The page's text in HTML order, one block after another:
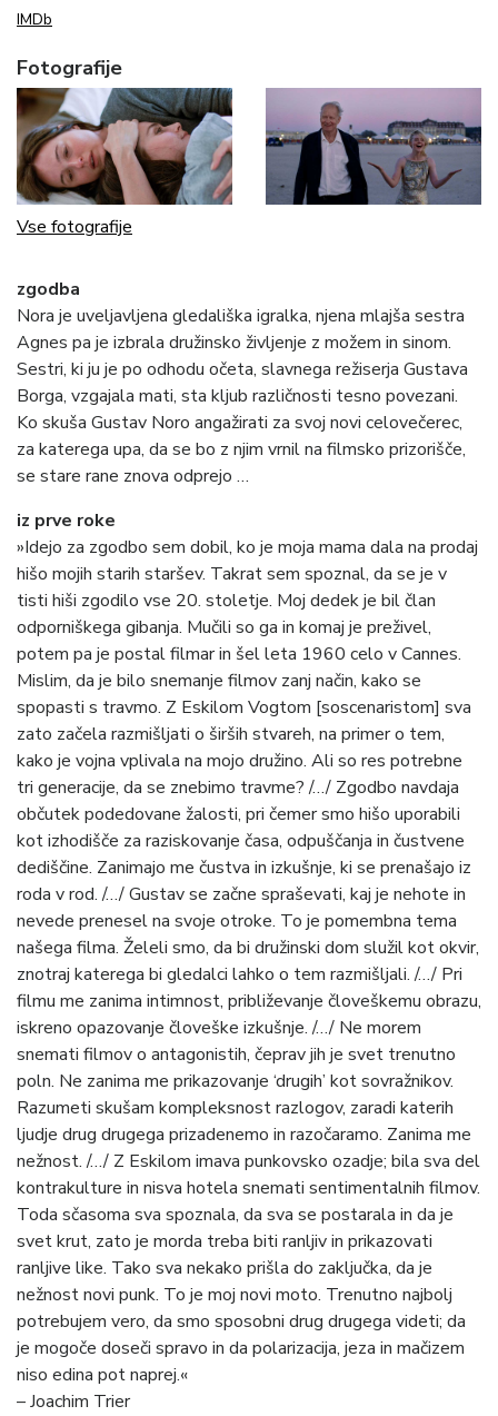
IMDb
Fotografije
Vse fotografije
zgodba
Nora je uveljavljena gledališka igralka, njena mlajša sestra
Agnes pa je izbrala družinsko življenje z možem in sinom.
Sestri, ki ju je po odhodu očeta, slavnega režiserja Gustava
Borga, vzgajala mati, sta kljub različnosti tesno povezani.
Ko skuša Gustav Noro angažirati za svoj novi celovečerec,
za katerega upa, da se bo z njim vrnil na filmsko prizorišče,
se stare rane znova odprejo …
iz prve roke
»Idejo za zgodbo sem dobil, ko je moja mama dala na prodaj
hišo mojih starih staršev. Takrat sem spoznal, da se je v
tisti hiši zgodilo vse 20. stoletje. Moj dedek je bil član
odporniškega gibanja. Mučili so ga in komaj je preživel,
potem pa je postal filmar in šel leta 1960 celo v Cannes.
Mislim, da je bilo snemanje filmov zanj način, kako se
spopasti s travmo. Z Eskilom Vogtom [soscenaristom] sva
zato začela razmišljati o širših stvareh, na primer o tem,
kako je vojna vplivala na mojo družino. Ali so res potrebne
tri generacije, da se znebimo travme? /…/ Zgodbo navdaja
občutek podedovane žalosti, pri čemer smo hišo uporabili
kot izhodišče za raziskovanje časa, odpuščanja in čustvene
dediščine. Zanimajo me čustva in izkušnje, ki se prenašajo iz
roda v rod. /…/ Gustav se začne spraševati, kaj je nehote in
nevede prenesel na svoje otroke. To je pomembna tema
našega filma. Želeli smo, da bi družinski dom služil kot okvir,
znotraj katerega bi gledalci lahko o tem razmišljali. /…/ Pri
filmu me zanima intimnost, približevanje človeškemu obrazu,
iskreno opazovanje človeške izkušnje. /…/ Ne morem
snemati filmov o antagonistih, čeprav jih je svet trenutno
poln. Ne zanima me prikazovanje ‘drugih’ kot sovražnikov.
Razumeti skušam kompleksnost razlogov, zaradi katerih
ljudje drug drugega prizadenemo in razočaramo. Zanima me
nežnost. /…/ Z Eskilom imava punkovsko ozadje; bila sva del
kontrakulture in nisva hotela snemati sentimentalnih filmov.
Toda sčasoma sva spoznala, da sva se postarala in da je
svet krut, zato je morda treba biti ranljiv in prikazovati
ranljive like. Tako sva nekako prišla do zaključka, da je
nežnost novi punk. To je moj novi moto. Trenutno najbolj
potrebujem vero, da smo sposobni drug drugega videti; da
je mogoče doseči spravo in da polarizacija, jeza in mačizem
niso edina pot naprej.«
– Joachim Trier